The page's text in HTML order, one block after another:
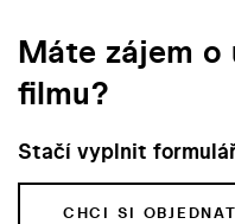
filmu do druhého.
Máte zájem
filmu?
Stačí vyplnit
CHCI SI